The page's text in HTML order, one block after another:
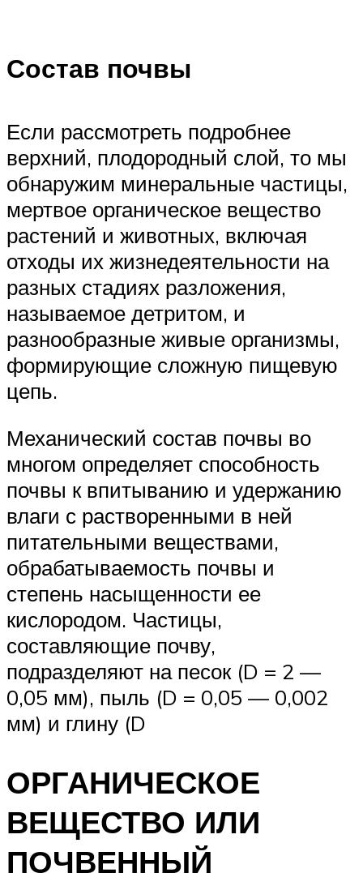
Состав почвы
Если рассмотреть подробнее
верхний, плодородный слой, то мы
обнаружим минеральные частицы,
мертвое органическое вещество
растений и животных, включая
отходы их жизнедеятельности на
разных стадиях разложения,
называемое детритом, и
разнообразные живые организмы,
формирующие сложную пищевую
цепь.
Механический состав почвы во
многом определяет способность
почвы к впитыванию и удержанию
влаги с растворенными в ней
питательными веществами,
обрабатываемость почвы и
степень насыщенности ее
кислородом. Частицы,
составляющие почву,
подразделяют на песок (D = 2 —
0,05 мм), пыль (D = 0,05 — 0,002
мм) и глину (D
ОРГАНИЧЕСКОЕ
ВЕЩЕСТВО ИЛИ
ПОЧВЕННЫЙ